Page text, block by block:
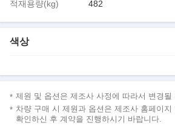
적재용량(kg)
482
색상
제원 및 옵션은 제조사 사정에 따라서 변경될
차량 구매 시 제원과 옵션은 제조사 홈페이지
확인하신 후 계약을 진행하시기 바랍니다.